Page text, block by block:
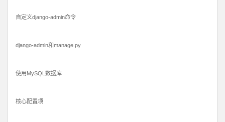
自定义django-admin命令
django-admin和manage.py
使用MySQL数据库
核心配置项